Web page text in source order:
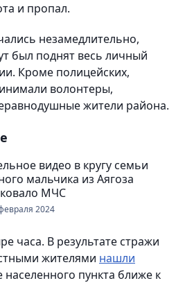
и пропал.
незамедлительно,
был поднят весь личный
Кроме полицейских,
волонтеры,
жители района.
видео в кругу семьи
мальчика из Аягоза
МЧС
2024
часа. В результате стражи
жителями нашли
пункта ближе к